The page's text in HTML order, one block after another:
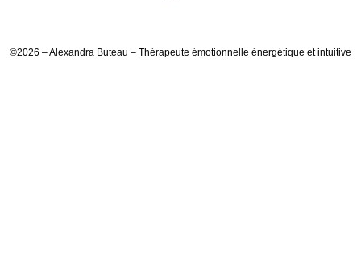
©2026 – Alexandra Buteau – Thérapeute émotionnelle énergétique et intuitive